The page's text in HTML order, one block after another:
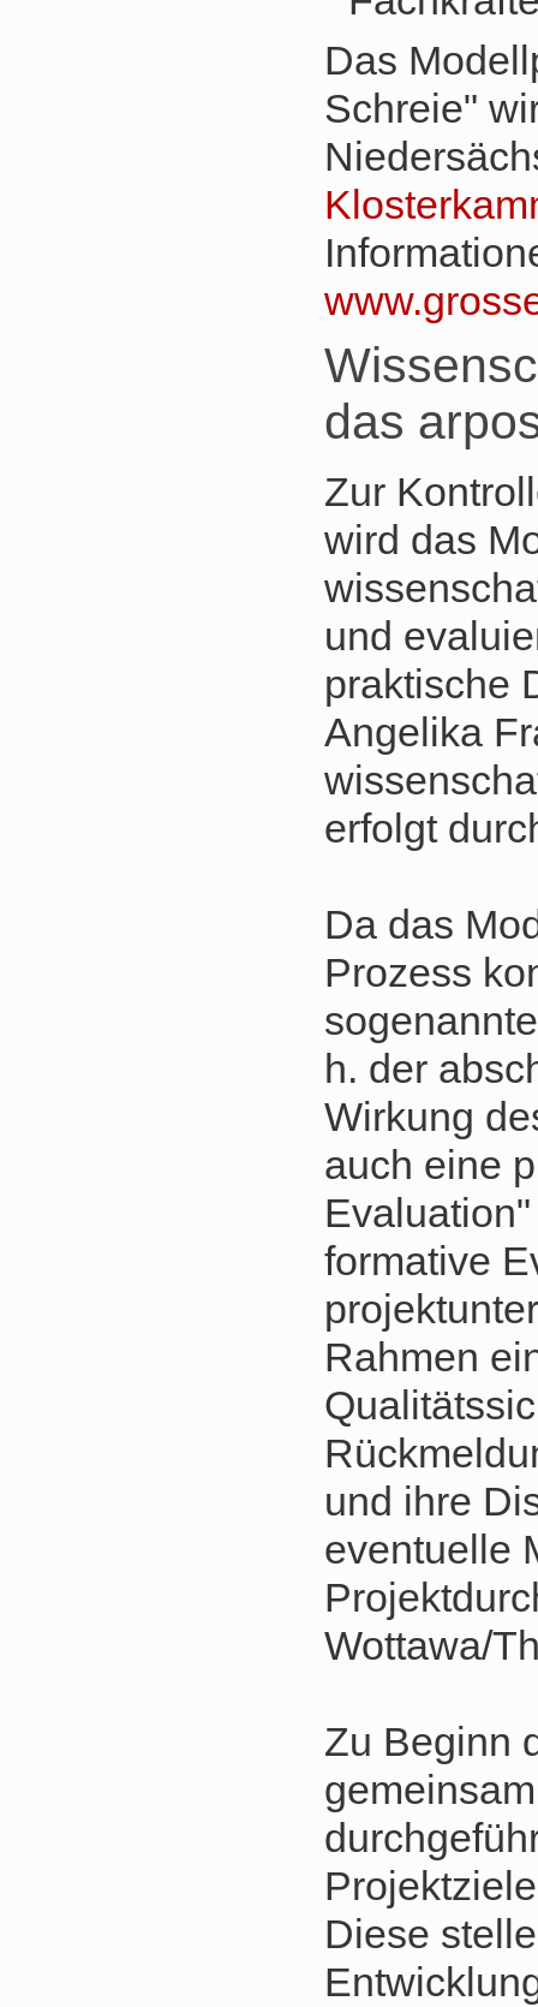
Das
Schreie"
das
Zur
wird das
und
praktische
Angelika
erfolgt
Da das
Prozess
h. der
Wirkung
auch eine
formative
Rahmen
und ihre
eventuelle
Wottawa/
Zu Beginn
Diese